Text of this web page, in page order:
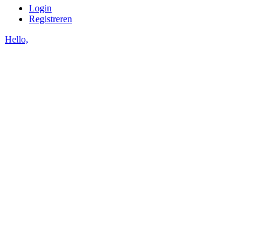
Login
Registreren
Hello,